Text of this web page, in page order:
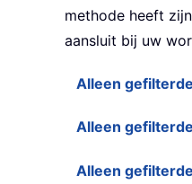
methode heeft
aansluit bij uw
Alleen
Alleen
Alleen